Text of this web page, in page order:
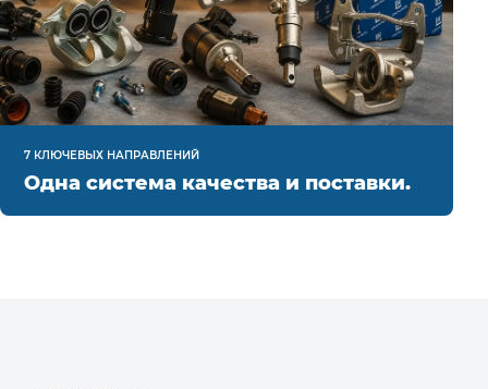
7 КЛЮЧЕВЫХ НАПРАВЛЕНИЙ
Одна система качества и поставки.